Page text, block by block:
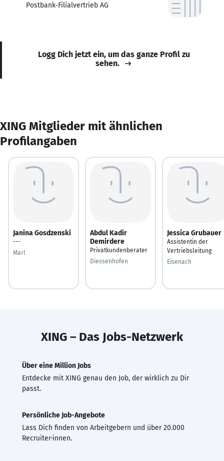
Postbank-Filialvertrieb AG
Logg Dich jetzt ein, um das ganze Profil zu
sehen.
XING Mitglieder mit ähnlichen
Profilangaben
Janina Gosdzenski
---
Marl
Abdul Kadir
Demirdere
Privatkundenberater
Diessenhofen
Jessica Grubauer
Assistentin der
Vertriebsleitung
Eisenach
XING – Das Jobs-Netzwerk
Über eine Million Jobs
Entdecke mit XING genau den Job, der wirklich zu Dir
passt.
Persönliche Job-Angebote
Lass Dich finden von Arbeitgebern und über 20.000
Recruiter·innen.